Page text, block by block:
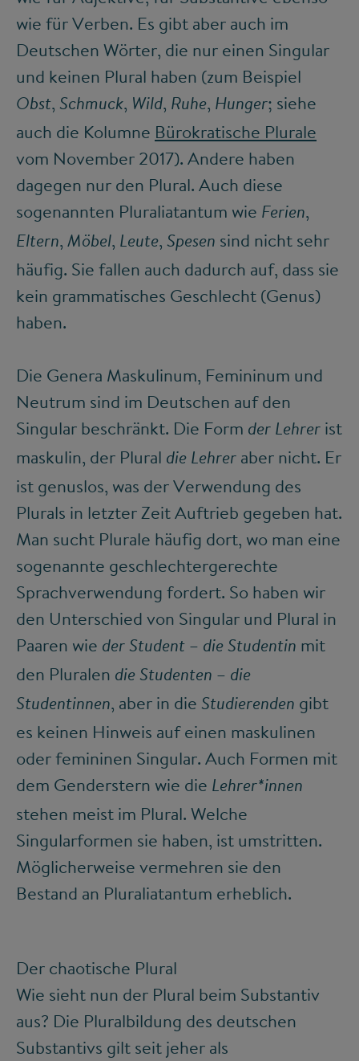
wie für Verben. Es gibt aber auch im
Deutschen Wörter, die nur einen Singular
und keinen Plural haben (zum Beispiel
Obst, Schmuck, Wild, Ruhe, Hunger; siehe
auch die Kolumne Bürokratische Plurale
vom November 2017). Andere haben
dagegen nur den Plural. Auch diese
sogenannten Pluraliatantum wie Ferien,
Eltern, Möbel, Leute, Spesen sind nicht sehr
häufig. Sie fallen auch dadurch auf, dass sie
kein grammatisches Geschlecht (Genus)
haben.
Die Genera Maskulinum, Femininum und
Neutrum sind im Deutschen auf den
Singular beschränkt. Die Form der Lehrer ist
maskulin, der Plural die Lehrer aber nicht. Er
ist genuslos, was der Verwendung des
Plurals in letzter Zeit Auftrieb gegeben hat.
Man sucht Plurale häufig dort, wo man eine
sogenannte geschlechtergerechte
Sprachverwendung fordert. So haben wir
den Unterschied von Singular und Plural in
Paaren wie der Student – die Studentin mit
den Pluralen die Studenten – die
Studentinnen, aber in die Studierenden gibt
es keinen Hinweis auf einen maskulinen
oder femininen Singular. Auch Formen mit
dem Genderstern wie die Lehrer*innen
stehen meist im Plural. Welche
Singularformen sie haben, ist umstritten.
Möglicherweise vermehren sie den
Bestand an Pluraliatantum erheblich.
Der chaotische Plural
Wie sieht nun der Plural beim Substantiv
aus? Die Pluralbildung des deutschen
Substantivs gilt seit jeher als